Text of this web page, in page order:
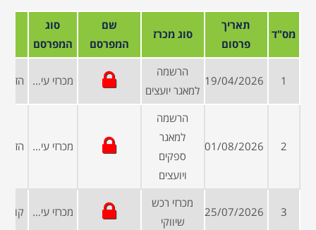
מס"ד
תאריך
פרסום
סוג מכרז
שם
המפרסם
סוג
המפרסם
1
19/04/2026
הרשמה
למאגר יועצים
מכרזי עיריות ומועצות
2
01/08/2026
הרשמה
למאגר
ספקים
ויועצים
מכרזי עיריות ומועצות
3
25/07/2026
מכרזי רכש
שיווקי
מכרזי עיריות ומועצות